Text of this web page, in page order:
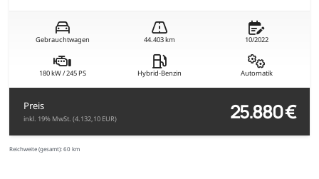
Gebrauchtwagen 44.403 km 10/2022
180 kW / 245 PS Hybrid-Benzin Automatik
Preis
inkl. 19% MwSt. (4.132,10 EUR) 25.880 €
Reichweite (gesamt): 60 km